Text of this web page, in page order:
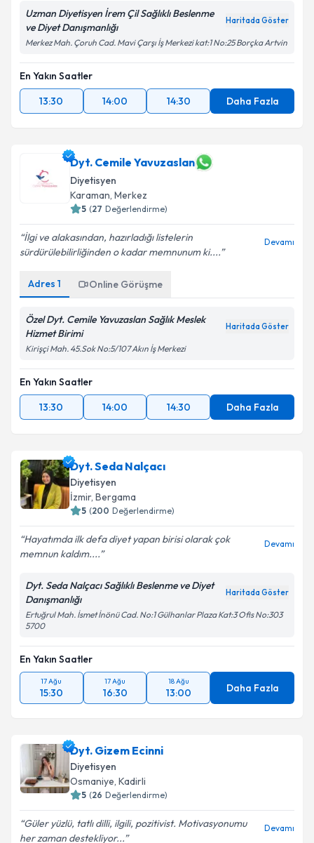
ve Diyet Danışmanlığı
Merkez Mah. Çoruh Cad. Mavi Çarşı İş Merkezi kat:1 No:25 Borçka Artvin
En Yakın Saatler
13:30
14:00 14:30 Daha Fazla
Dyt. Cemile Yavuzaslan
Diyetisyen
Karaman,Merkez
5 (27 Değerlendirme)
İlgi ve alakasından, hazırladığı listelerin
sürdürülebilirliğinden o kadar memnunum ki....
Devamı
Hizmet Birimi
Kirişçi Mah. 45.Sok No:5/107 Akın İş Merkezi
En Yakın Saatler
13:30
14:00 14:30 Daha Fazla
Diyetisyen
İzmir,Bergama
5 ( 200 Değerlendirme)
Hayatımda ilk defa diyet yapan birisi olarak çok
memnun kaldım....
Devamı
Danışmanlığı
Ertuğrul Mah. İsmet İnönü Cad. No:1 Gülhanlar Plaza Kat:3 Ofis No:303
5700
En Yakın Saatler
15:30 16:30 13:00 Daha Fazla
Diyetisyen
Osmaniye,
5 (26 Değerlendirme)
Güler yüzlü, tatlı dilli, ilgili, pozitivist. Motivasyonumu
her zaman destekliyor...
Devamı